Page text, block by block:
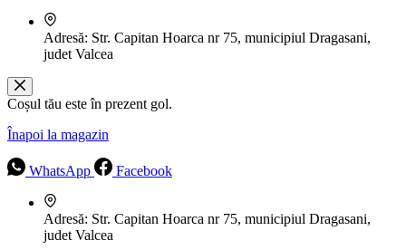
Adresă: Str. Capitan Hoarca nr 75, municipiul Dragasani,
judet Valcea
Coșul tău este în prezent gol.
Înapoi la magazin
WhatsApp Facebook
Adresă: Str. Capitan Hoarca nr 75, municipiul Dragasani,
judet Valcea